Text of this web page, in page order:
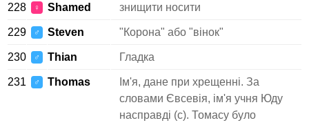
228 ♀ Shamed знищити носити
229 ♂ Steven "Корона" або "вінок"
230 ♂ Thian Гладка
231 ♂ Thomas
Ім'я, дане при хрещенні. За
словами Євсевія, ім'я учня Юду
насправді (с). Томасу було